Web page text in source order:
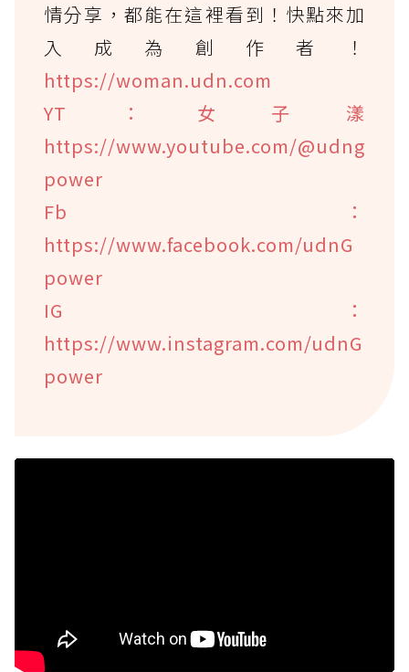
情分享，都能在這裡看到！快點來加
入成為創作者！
https://woman.udn.com
YT：女子漾
https://www.youtube.com/@udng
power
Fb：
https://www.facebook.com/udnG
power
IG：
https://www.instagram.com/udnG
power